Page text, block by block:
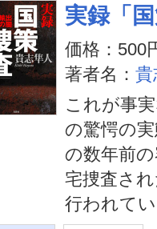
実録「
価格：500
著者名： 貴
これが事
の驚愕の
の数年前
宅捜査さ
行われて